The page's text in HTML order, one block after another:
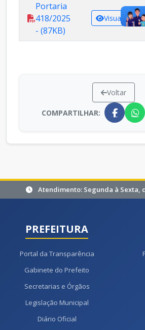
Portaria
418/2025
- (87KB)
Visualizar
Voltar
COMPARTILHAR:
Atendimento: Segunda à Sexta,
PREFEITURA
Portal da Transparência
Gabinete do Prefeito
Secretarias e Órgãos
Legislação Municipal
Diário Oficial